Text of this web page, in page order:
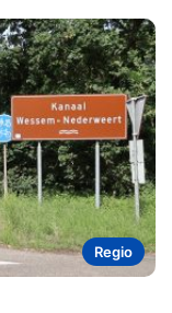
Regio